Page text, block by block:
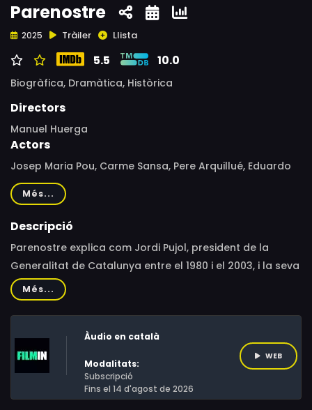
Parenostre
2025 Tràiler Llista
5.5 10.0
Biogràfica, Dramàtica, Històrica
Directors
Manuel Huerga
Actors
Josep Maria Pou, Carme Sansa, Pere Arquillué, Eduardo
Lloveras, Sílvia Abril, David Selvas, Lluís Soler, Alberto San
Juan, Antonio Dechent, Silvia Abril, Carlos Vicente, Oscar
Dorta
Més...
Descripció
Parenostre explica com Jordi Pujol, president de la
Generalitat de Catalunya entre el 1980 i el 2003, i la seva
família van gestionar la situació quan el 2014 es va
publicar la notícia dels seus diners no declarats en
comptes bancaris andorrans. Aquest incident va alterar
la societat i política catalanes.
Més...
Àudio en català
Modalitats:
Subscripció
Fins el 14 d'agost de 2026
WEB